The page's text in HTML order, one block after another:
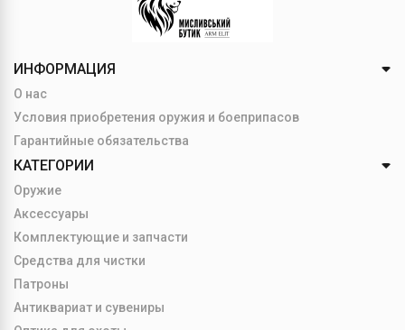
ИНФОРМАЦИЯ
О нас
Условия приобретения оружия и боеприпасов
Гарантийные обязательства
КАТЕГОРИИ
Оружие
Аксессуары
Комплектующие и запчасти
Средства для чистки
Патроны
Антиквариат и сувениры